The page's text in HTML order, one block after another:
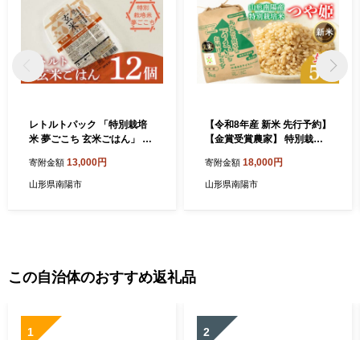
レトルトパック 「特別栽培
米 夢ごこち 玄米ごはん」 16
ーム』 米 玄米 ご飯 レトルト
保存食 非常食 備蓄 防災 山形
寄附金額 13,000円
山形県南陽市
【令和8年産 新米 先行予約】
【金賞受賞農家】 特別栽培
和8年9月下旬～発送》 『あ
おきライスファーム』 山形
寄附金額 18,000円
山形県南陽市
この自治体のおすすめ返礼品
1 2